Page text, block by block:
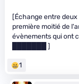
[Échange entre
première moitié de
évènements qui
███████ ]
1